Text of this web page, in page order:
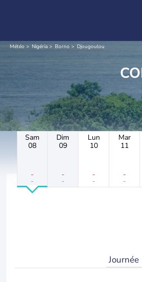
Météo Nigéria Borno Djougoulou
Sam
08
-
-
Dim
09
-
-
Lun
10
-
-
Mar
11
-
-
Journée